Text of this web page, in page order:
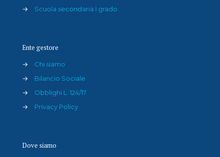
→
Scuola secondaria I grado
Ente gestore
→
Chi siamo
→
Bilancio Sociale
→
Obblighi L. 124/17
→
Privacy Policy
Dove siamo